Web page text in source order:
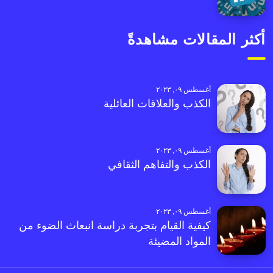
أكثر المقالات مشاهدةً
أغسطس ٠٩, ٢٠٢٣
الكذب والعلاقات العائلية
أغسطس ٠٩, ٢٠٢٣
الكذب والتفاهم الثقافي
أغسطس ٠٩, ٢٠٢٣
كيفية القيام بتجربة دراسة انبعاث الضوء من
المواد المضيئة